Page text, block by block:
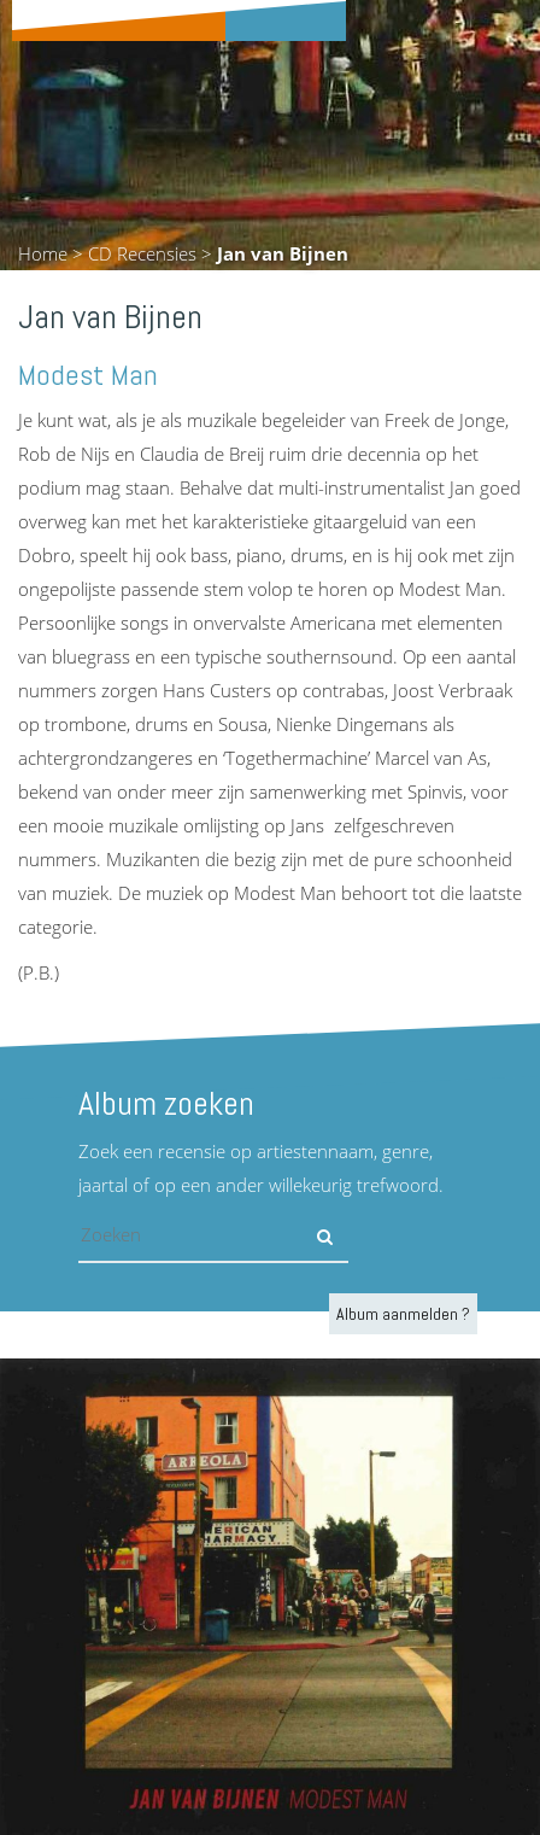
Home>CD Recensies> Jan van Bijnen
Jan van Bijnen
Modest Man
Je kunt wat, als je als muzikale begeleider van Freek de Jonge,
Rob de Nijs en Claudia de Breij ruim drie decennia op het
podium mag staan. Behalve dat multi-instrumentalist Jan goed
overweg kan met het karakteristieke gitaargeluid van een
Dobro, speelt hij ook bass, piano, drums, en is hij ook met zijn
ongepolijste passende stem volop te horen op Modest Man.
Persoonlijke songs in onvervalste Americana met elementen
van bluegrass en een typische southernsound. Op een aantal
nummers zorgen Hans Custers op contrabas, Joost Verbraak
op trombone, drums en Sousa, Nienke Dingemans als
achtergrondzangeres en ‘Togethermachine’ Marcel van As,
bekend van onder meer zijn samenwerking met Spinvis, voor
een mooie muzikale omlijsting op Jans zelfgeschreven
nummers. Muzikanten die bezig zijn met de pure schoonheid
van muziek. De muziek op Modest Man behoort tot die laatste
categorie.
(P.B.)
Album zoeken
Zoek een recensie op artiestennaam, genre,
jaartal of op een ander willekeurig trefwoord.
Album aanmelden ?